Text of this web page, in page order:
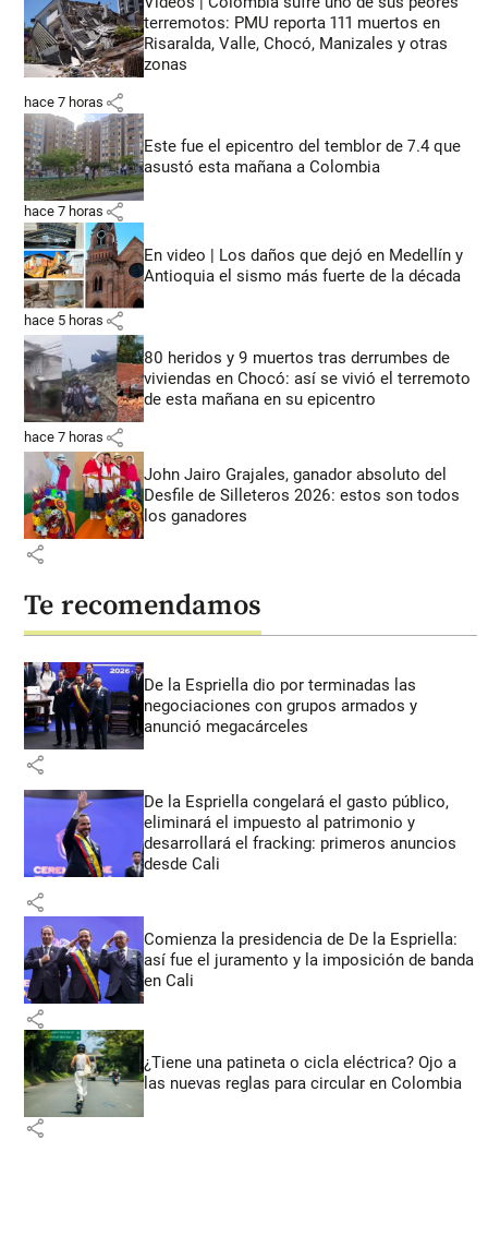
terremotos: PMU reporta 111 muertos en
Risaralda, Valle, Chocó, Manizales y otras
zonas
hace 7 horas share
Este fue el epicentro del temblor de 7.4 que
asustó esta mañana a Colombia
hace 7 horas share
En video | Los daños que dejó en Medellín y
Antioquia el sismo más fuerte de la década
hace 5 horas share
80 heridos y 9 muertos tras derrumbes de
viviendas en Chocó: así se vivió el terremoto
de esta mañana en su epicentro
hace 7 horas share
John Jairo Grajales, ganador absoluto del
Desfile de Silleteros 2026: estos son todos
los ganadores
share
Te recomendamos
De la Espriella dio por terminadas las
negociaciones con grupos armados y
anunció megacárceles
share
De la Espriella congelará el gasto público,
eliminará el impuesto al patrimonio y
desarrollará el fracking: primeros anuncios
desde Cali
share
Comienza la presidencia de De la Espriella:
así fue el juramento y la imposición de banda
en Cali
share
¿Tiene una patineta o cicla eléctrica? Ojo a
las nuevas reglas para circular en Colombia
share